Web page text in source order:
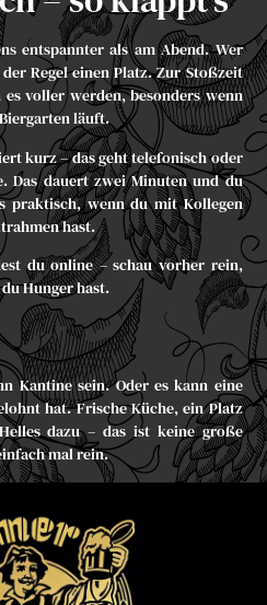
entspannter als am Abend. Wer
Regel einen Platz. Zur Stoßzeit
es voller werden, besonders wenn
läuft.
kurz – das geht telefonisch oder
. Das dauert zwei Minuten und du
praktisch, wenn du mit Kollegen
hast.
du online – schau vorher rein,
Hunger hast.
Kantine sein. Oder es kann eine
hat. Frische Küche, ein Platz
dazu – das ist keine große
mal rein.